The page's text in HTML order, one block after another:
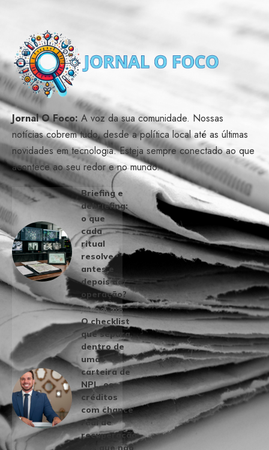
Jornal O Foco: A voz da sua comunidade. Nossas
notícias cobrem tudo, desde a política local até as últimas
novidades em tecnologia. Esteja sempre conectado ao que
acontece ao seu redor e no mundo.
Briefing e
debriefing:
o que
cada
ritual
resolve
antes e
depois da
operação?
JULHO 28, 2026
O checklist
que separa,
dentro de
uma
carteira de
NPL, os
créditos
com chance
real de
recuperação
dos que não